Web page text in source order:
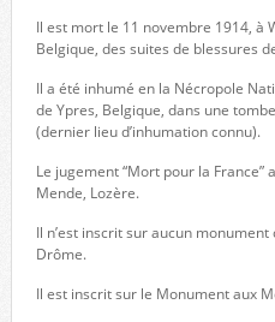
Il est mort le 11 novembre 1914, à
Belgique, des suites de blessures
Il a été inhumé en la Nécropole
de Ypres, Belgique, dans une
(dernier lieu d’inhumation connu).
Le jugement “Mort pour la
Mende, Lozère.
Il n’est inscrit sur aucun
Drôme.
Il est inscrit sur le Monument aux